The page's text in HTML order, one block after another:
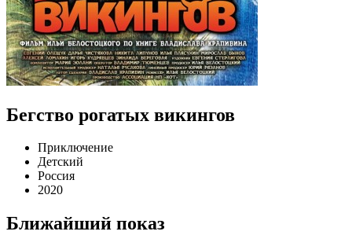
Бегство рогатых викингов
Приключение
Детский
Россия
2020
Ближайший показ